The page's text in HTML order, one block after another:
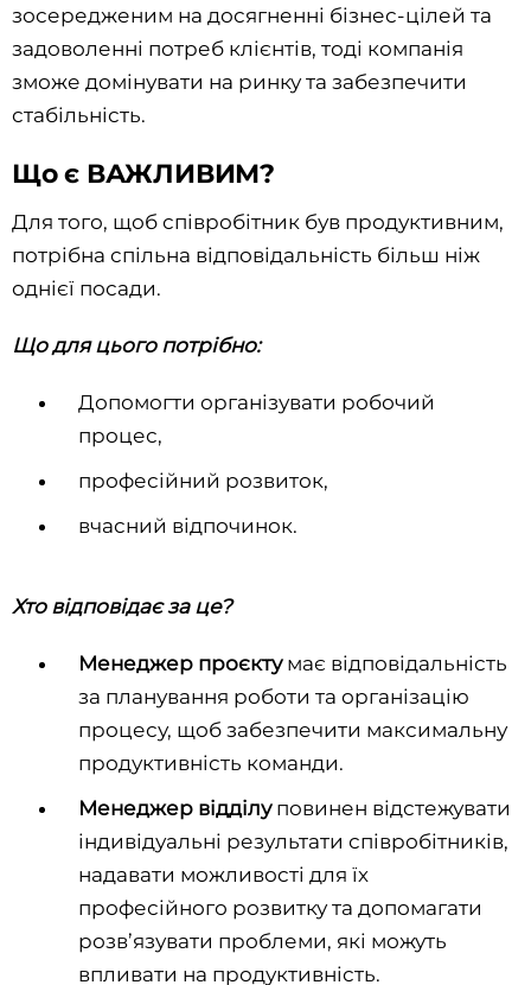
зосередженим на досягненні бізнес-цілей та
задоволенні потреб клієнтів, тоді компанія
зможе домінувати на ринку та забезпечити
стабільність.
Що є ВАЖЛИВИМ?
Для того, щоб співробітник був продуктивним,
потрібна спільна відповідальність більш ніж
однієї посади.
Що для цього потрібно:
Допомогти організувати робочий
процес,
професійний розвиток,
вчасний відпочинок.
Хто відповідає за це?
Менеджер проєктумає відповідальність
за планування роботи та організацію
процесу, щоб забезпечити максимальну
продуктивність команди.
Менеджер відділуповинен відстежувати
індивідуальні результати співробітників,
надавати можливості для їх
професійного розвитку та допомагати
розв’язувати проблеми, які можуть
впливати на продуктивність.